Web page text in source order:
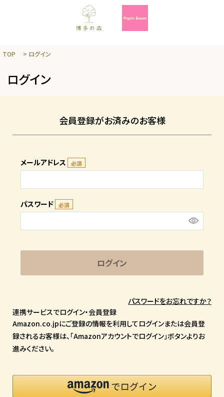
TOP ログイン
ログイン
会員登録がお済みのお客様
メールアドレス
パスワード
ログイン
パスワードをお忘れですか？
連携サービスでログイン・会員登録
Amazon.co.jpにご登録の情報を利用してログインまたは会員登
録されるお客様は、「Amazonアカウントでログイン」ボタンよりお
進みください。